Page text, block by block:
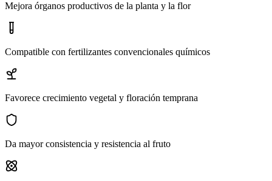
Mejora órganos productivos de la planta y la flor
Compatible con fertilizantes convencionales químicos
Favorece crecimiento vegetal y floración temprana
Da mayor consistencia y resistencia al fruto